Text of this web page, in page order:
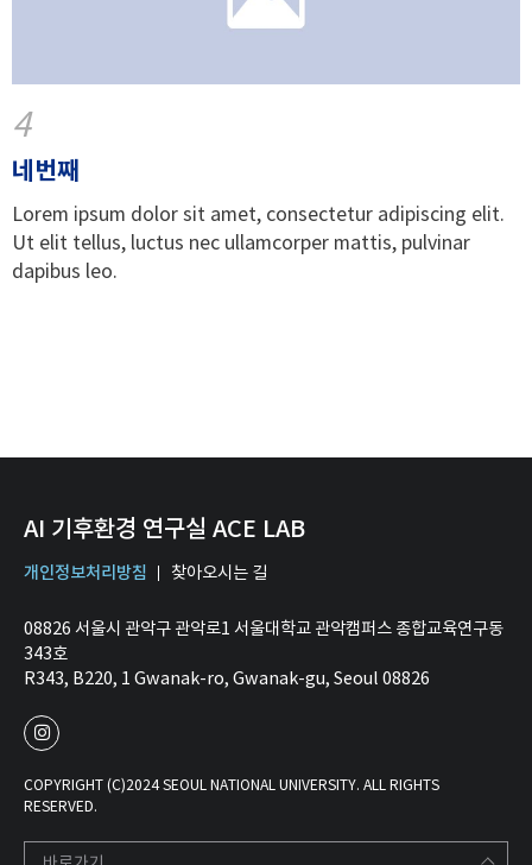
4
네번째
Lorem ipsum dolor sit amet, consectetur adipiscing elit.
Ut elit tellus, luctus nec ullamcorper mattis, pulvinar
dapibus leo.
AI 기후환경 연구실 ACE LAB
개인정보처리방침 찾아오시는 길
08826 서울시 관악구 관악로1 서울대학교 관악캠퍼스 종합교육연구동
343호
R343, B220, 1 Gwanak-ro, Gwanak-gu, Seoul 08826
COPYRIGHT (C)2024 SEOUL NATIONAL UNIVERSITY. ALL RIGHTS
RESERVED.